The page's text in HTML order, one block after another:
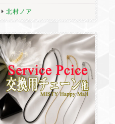
北村ノア